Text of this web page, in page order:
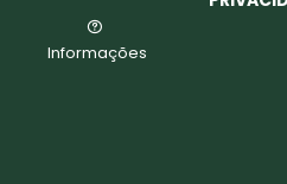
Informações